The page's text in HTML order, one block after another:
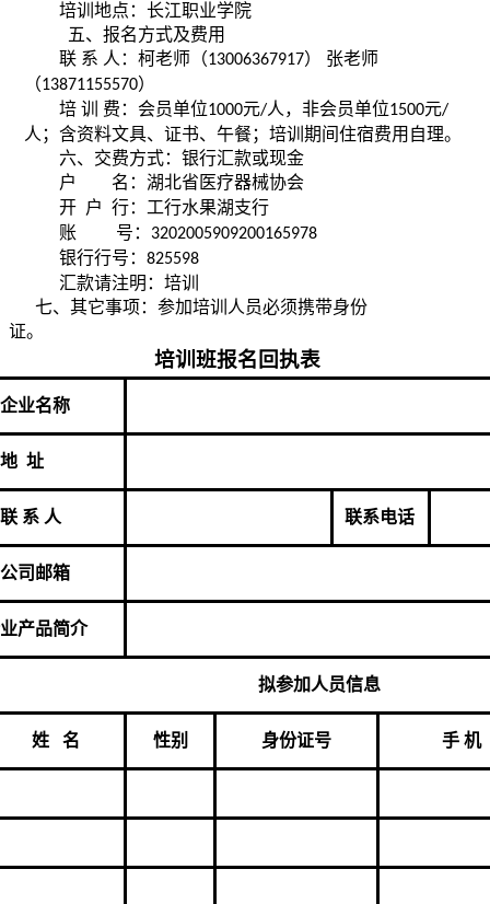
培训地点：长江职业学院
五、报名方式及费用
联 系 人：柯老师（13006367917）
张老师
（13871155570）
培 训 费：会员单位1000元/人，非会员单位1500元/
人；含资料文具、证书、午餐；培训期间住宿费用自理。
六、交费方式：银行汇款或现金
户
名：湖北省医疗器械协会
开 户 行：工行水果湖支行
账
号： 3202005909200165978
银行行号： 825598
汇款请注明：培训
七、其它事项：参加培训人员必须携带身份
证。
培训班报名回执表
企业名称
地 址
联 系 人 联系电话
公司邮箱
产品简介
拟参加人员信息
姓 名 性别 身份证号 手 机